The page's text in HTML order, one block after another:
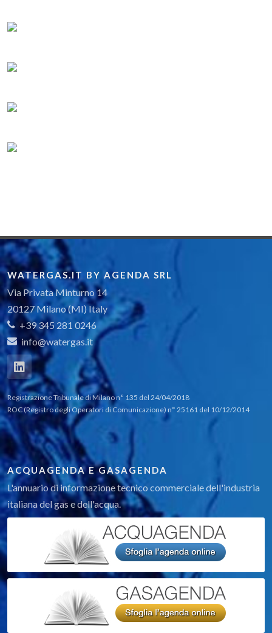
WATERGAS.IT BY AGENDA SRL
Via Privata Minturno 14
20127 Milano (MI) Italy
+39 345 281 0246
info@watergas.it
Registrazione Tribunale di Milano n° 135 del 24/04/2018
ROC (Registro degli Operatori di Comunicazione) n° 25161 del 10/12/2014
ACQUAGENDA E GASAGENDA
L'annuario di informazione tecnico commerciale dell'industria
italiana del gas e dell'acqua.